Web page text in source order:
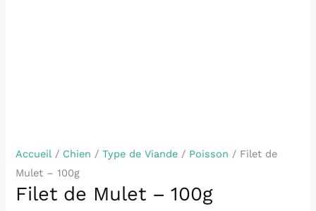
Accueil/ Chien /Type de Viande / Poisson / Filet de
Mulet – 100g
Filet de Mulet – 100g